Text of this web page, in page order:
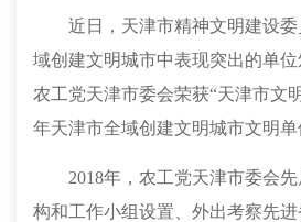
近日，天津市精神文明建设
域创建文明城市中表现突出的单位
农工党天津市委会荣获“天津市文
年天津市全域创建文明城市文明单
2018年，农工党天津市委会
构和工作小组设置、外出考察先进